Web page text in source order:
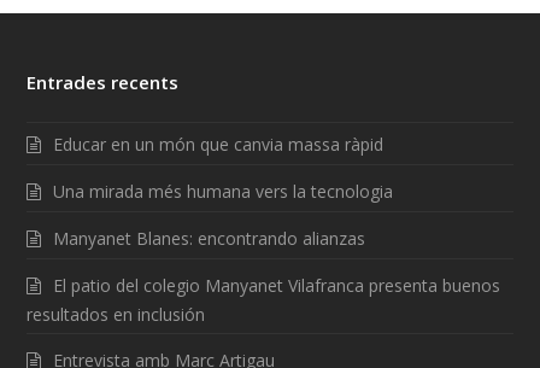
Entrades recents
Educar en un món que canvia massa ràpid
Una mirada més humana vers la tecnologia
Manyanet Blanes: encontrando alianzas
El patio del colegio Manyanet Vilafranca presenta buenos
resultados en inclusión
Entrevista amb Marc Artigau